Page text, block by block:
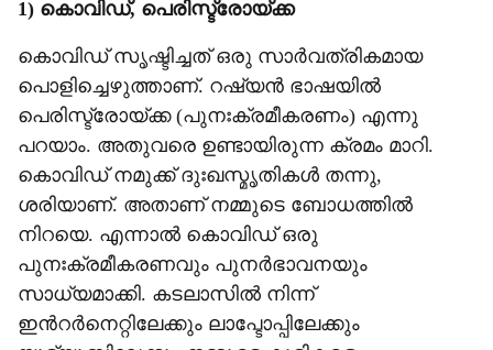
1) കൊവിഡ്, പെരിസ്ട്രോയ്ക്ക
കൊവിഡ് സൃഷ്ടിച്ചത് ഒരു സാർവത്രികമായ
പൊളിച്ചെഴുത്താണ്. റഷ്യൻ ഭാഷയിൽ
പെരിസ്ട്രോയ്ക്ക (പുനഃക്രമീകരണം) എന്നു
പറയാം. അതുവരെ ഉണ്ടായിരുന്ന ക്രമം മാറി.
കൊവിഡ് നമുക്ക് ദുഃഖസ്മൃതികൾ തന്നു,
ശരിയാണ്. അതാണ് നമ്മുടെ ബോധത്തിൽ
നിറയെ. എന്നാൽ കൊവിഡ് ഒരു
പുനഃക്രമീകരണവും പുനർഭാവനയും
സാധ്യമാക്കി. കടലാസിൽ നിന്ന്
ഇന്‍റർനെറ്റിലേക്കും ലാപ്ടോപ്പിലേക്കും